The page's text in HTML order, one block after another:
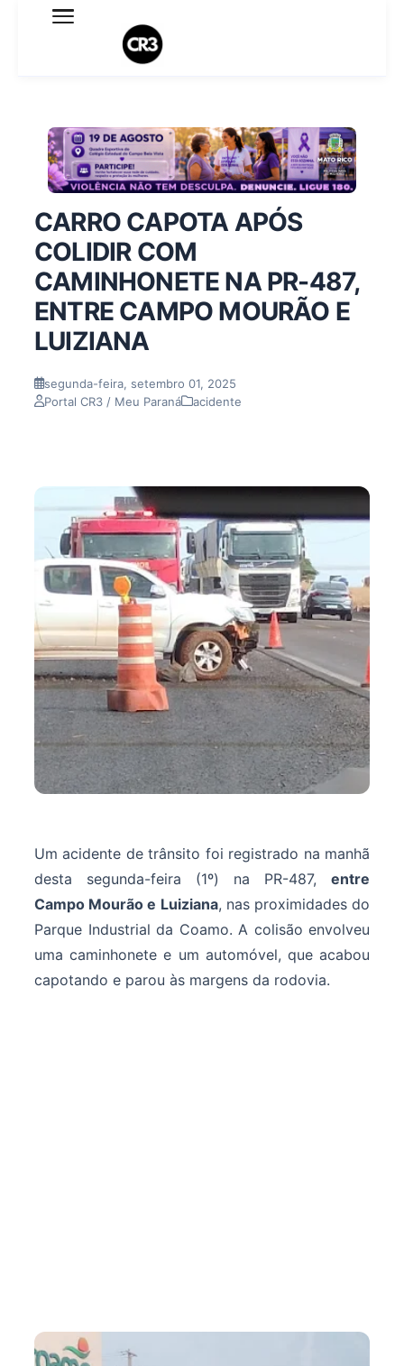
Expediente
Termo de Uso
Sobre o blog
CARRO CAPOTA APÓS
COLIDIR COM
CAMINHONETE NA PR-487,
ENTRE CAMPO MOURÃO E
LUIZIANA
segunda-feira, setembro 01, 2025
Portal CR3 / Meu Paraná
acidente
Um acidente de trânsito foi registrado na manhã
desta segunda-feira (1º) na PR-487, entre
Campo Mourão e Luiziana, nas proximidades do
Parque Industrial da Coamo. A colisão envolveu
uma caminhonete e um automóvel, que acabou
capotando e parou às margens da rodovia.